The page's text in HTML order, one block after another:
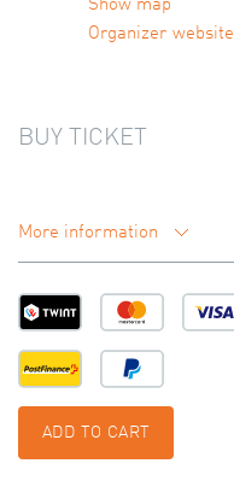
Show map
Organizer website
BUY TICKET
More information
ADD TO CART